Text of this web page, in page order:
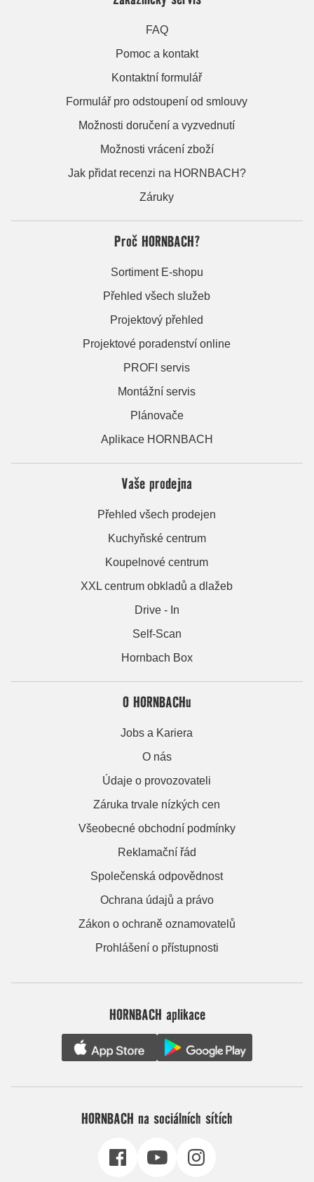
FAQ
Pomoc a kontakt
Kontaktní formulář
Formulář pro odstoupení od smlouvy
Možnosti doručení a vyzvednutí
Možnosti vrácení zboží
Jak přidat recenzi na HORNBACH?
Záruky
Proč HORNBACH?
Sortiment E-shopu
Přehled všech služeb
Projektový přehled
Projektové poradenství online
PROFI servis
Montážní servis
Plánovače
Aplikace HORNBACH
Vaše prodejna
Přehled všech prodejen
Kuchyňské centrum
Koupelnové centrum
XXL centrum obkladů a dlažeb
Drive - In
Self-Scan
Hornbach Box
O HORNBACHu
Jobs a Kariera
O nás
Údaje o provozovateli
Záruka trvale nízkých cen
Všeobecné obchodní podmínky
Reklamační řád
Společenská odpovědnost
Ochrana údajů a právo
Zákon o ochraně oznamovatelů
Prohlášení o přístupnosti
HORNBACH aplikace
HORNBACH na sociálních sítích